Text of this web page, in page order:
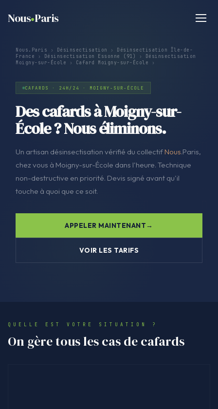
Nous Paris
Nous.Paris › Désinsectisation › Désinsectisation Île-de-
France › Désinsectisation Essonne (91) ›
Désinsectisation
Moigny-sur-École › Cafard Moigny-sur-École ›
CAFARDS · 24H/24 · MOIGNY-SUR-ÉCOLE
Des cafards à Moigny-sur-
École ? Nous éliminons.
Un artisan désinsectisation vérifié du collectifNous.Paris,
chez vous à Moigny-sur-École dans l'heure. Technique
non-destructive en priorité. Devis signé avant qu'il
touche à quoi que ce soit.
APPELER MAINTENANT
VOIR LES TARIFS
QUELLE EST VOTRE SITUATION ?
On gère tous les cas de cafards